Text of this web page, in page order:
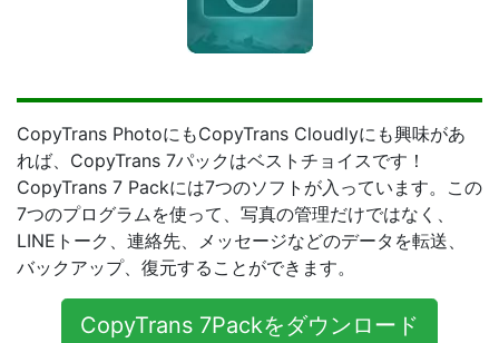
CopyTrans PhotoにもCopyTrans Cloudlyにも興味があ
れば、CopyTrans 7パックはベストチョイスです！
CopyTrans 7 Packには7つのソフトが入っています。この
7つのプログラムを使って、写真の管理だけではなく、
LINEトーク、連絡先、メッセージなどのデータを転送、
バックアップ、復元することができます。
CopyTrans 7Packをダウンロード